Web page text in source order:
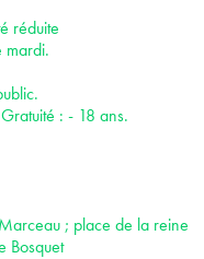
réduite
mardi.
: - 18 ans.
; place de la reine
Bosquet